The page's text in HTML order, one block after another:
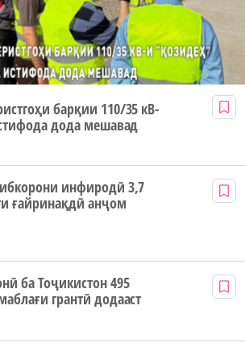
барқии 110/35 кВ-
дода мешавад
инфиродӣ 3,7
ғайринақдӣ анҷом
ба Тоҷикистон 495
грантӣ додааст